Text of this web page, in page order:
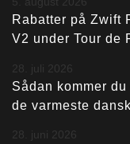
Rabatter på Zwift
V2 under Tour de
28. juli 2026
Sådan kommer
de varmeste
28. juni 2026